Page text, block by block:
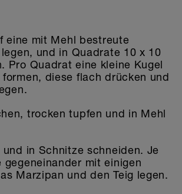
eine mit Mehl bestreute
und in Quadrate 10 x 10
Pro Quadrat eine kleine Kugel
diese flach drücken und
trocken tupfen und in Mehl
in Schnitze schneiden. Je
gegeneinander mit einigen
Marzipan und den Teig legen.